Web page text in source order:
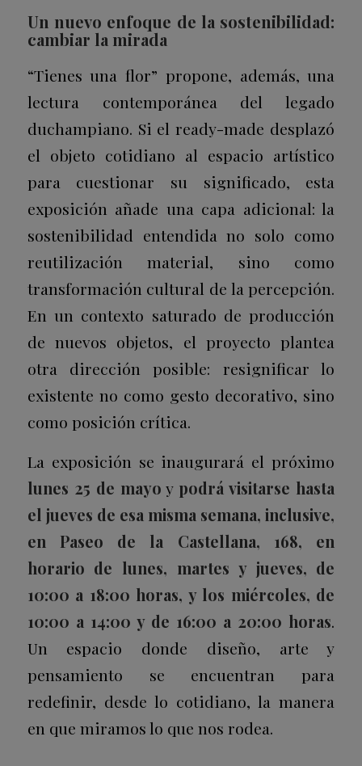
Un nuevo enfoque de la sostenibilidad:
cambiar la mirada
“Tienes una flor” propone, además, una
lectura contemporánea del legado
duchampiano. Si el ready-made desplazó
el objeto cotidiano al espacio artístico
para cuestionar su significado, esta
exposición añade una capa adicional: la
sostenibilidad entendida no solo como
reutilización material, sino como
transformación cultural de la percepción.
En un contexto saturado de producción
de nuevos objetos, el proyecto plantea
otra dirección posible: resignificar lo
existente no como gesto decorativo, sino
como posición crítica.
La exposición se inaugurará el próximo
lunes 25 de mayo y podrá visitarse hasta
el jueves de esa misma semana, inclusive,
en Paseo de la Castellana, 168, en
horario de lunes, martes y jueves, de
10:00 a 18:00 horas, y los miércoles, de
10:00 a 14:00 y de 16:00 a 20:00 horas.
Un espacio donde diseño, arte y
pensamiento se encuentran para
redefinir, desde lo cotidiano, la manera
en que miramos lo que nos rodea.